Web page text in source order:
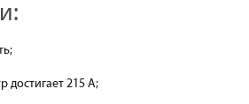
достигает 215 А;